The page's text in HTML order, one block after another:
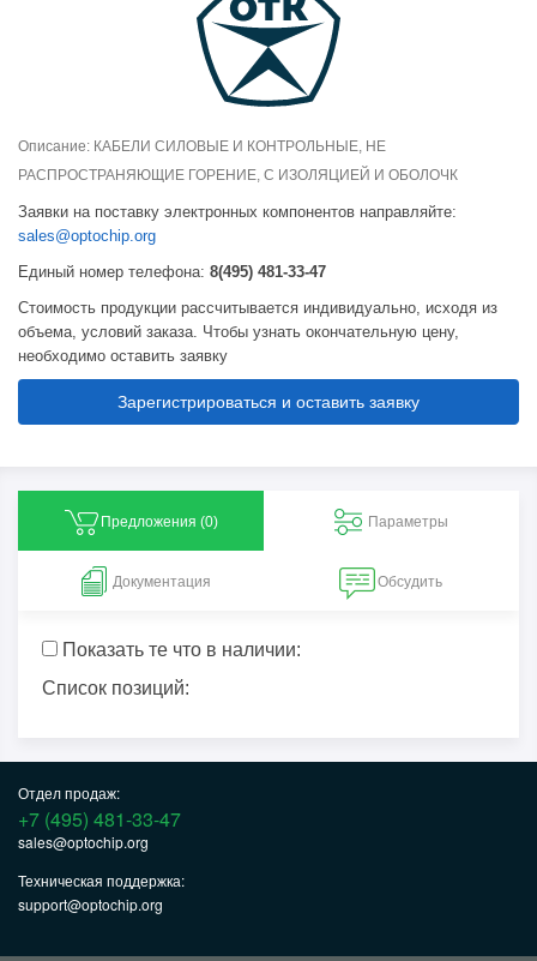
Описание: КАБЕЛИ СИЛОВЫЕ И КОНТРОЛЬНЫЕ, НЕ
РАСПРОСТРАНЯЮЩИЕ ГОРЕНИЕ, С ИЗОЛЯЦИЕЙ И ОБОЛОЧК
Заявки на поставку электронных компонентов направляйте:
sales@optochip.org
Единый номер телефона: 8(495) 481-33-47
Стоимость продукции рассчитывается индивидуально, исходя из
объема, условий заказа. Чтобы узнать окончательную цену,
необходимо оставить заявку
Зарегистрироваться и оставить заявку
Предложения (0) Параметры
Документация Обсудить
Показать те что в наличии:
Список позиций:
Отдел продаж:
+7 (495) 481-33-47
sales@optochip.org
Техническая поддержка:
support@optochip.org